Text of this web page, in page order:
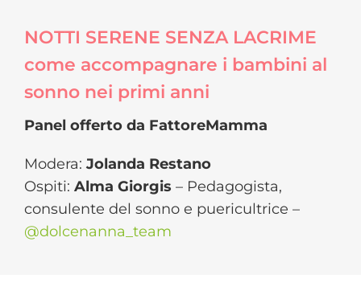
NOTTI SERENE SENZA LACRIME
come accompagnare i bambini al
sonno nei primi anni
Panel offerto da FattoreMamma
Modera: Jolanda Restano
Ospiti: Alma Giorgis – Pedagogista,
consulente del sonno e puericultrice –
@dolcenanna_ team